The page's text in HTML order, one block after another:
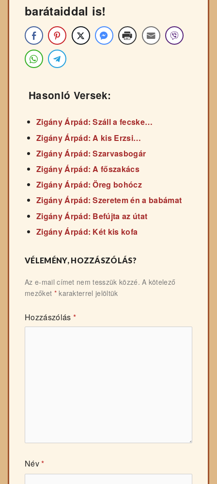
barátaiddal is!
Hasonló Versek:
Zigány Árpád: Száll a fecske…
Zigány Árpád: A kis Erzsi…
Zigány Árpád: Szarvasbogár
Zigány Árpád: A főszakács
Zigány Árpád: Öreg bohócz
Zigány Árpád: Szeretem én a babámat
Zigány Árpád: Befújta az útat
Zigány Árpád: Két kis kofa
VÉLEMÉNY, HOZZÁSZÓLÁS?
Az e-mail címet nem tesszük közzé. A kötelező
mezőket *karakterrel jelöltük
Hozzászólás *
Név*